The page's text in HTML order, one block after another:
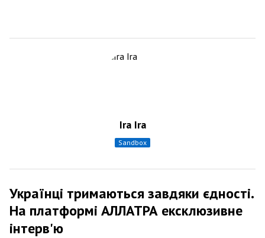
Ira Ira
sandbox
Українці тримаються завдяки єдності.
На платформі АЛЛАТРА ексклюзивне
інтерв'ю